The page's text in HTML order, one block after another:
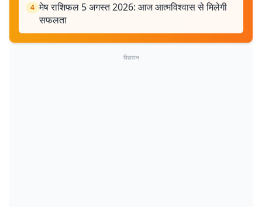
4 मेष राशिफल 5 अगस्त 2026: आज आत्मविश्वास से मिलेगी
सफलता
विज्ञापन